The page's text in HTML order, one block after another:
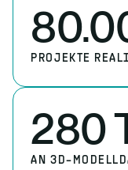
PROJEKTE
280
AN 3D-